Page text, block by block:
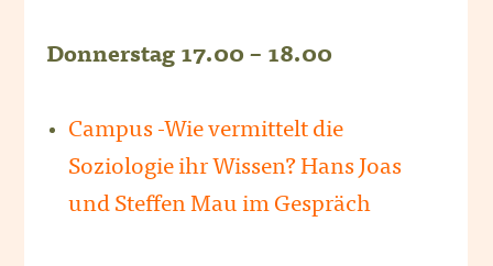
Donnerstag 17.00 – 18.00
Campus -­Wie vermittelt die
Soziologie ihr Wissen? Hans Joas
und Steffen Mau im Gespräch